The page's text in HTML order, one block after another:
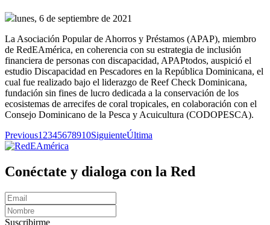
lunes, 6 de septiembre de 2021
La Asociación Popular de Ahorros y Préstamos (APAP), miembro
de RedEAmérica, en coherencia con su estrategia de inclusión
financiera de personas con discapacidad, APAPtodos, auspició el
estudio Discapacidad en Pescadores en la República Dominicana, el
cual fue realizado bajo el liderazgo de Reef Check Dominicana,
fundación sin fines de lucro dedicada a la conservación de los
ecosistemas de arrecifes de coral tropicales, en colaboración con el
Consejo Dominicano de la Pesca y Acuicultura (CODOPESCA).
Previous1 2345678910SiguienteÚltima
Conéctate y dialoga con la Red
Suscribirme